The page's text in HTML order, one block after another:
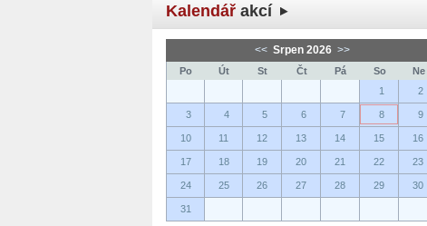
Kalendář akcí
<< Srpen 2026 >>
Po Út St Čt Pá So
Ne
1
2
3 4 5 6 7 8 9
10 11 12 13 14 15 16
17 18 19 20 21 22 23
24 25 26 27 28 29 30
31